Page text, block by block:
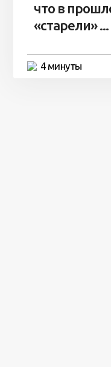
что в
«старели» ...
4 минуты